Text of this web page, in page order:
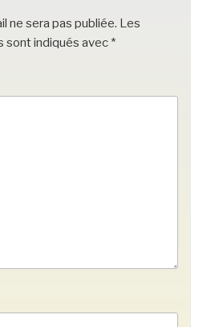
ne sera pas publiée. Les
sont indiqués avec *